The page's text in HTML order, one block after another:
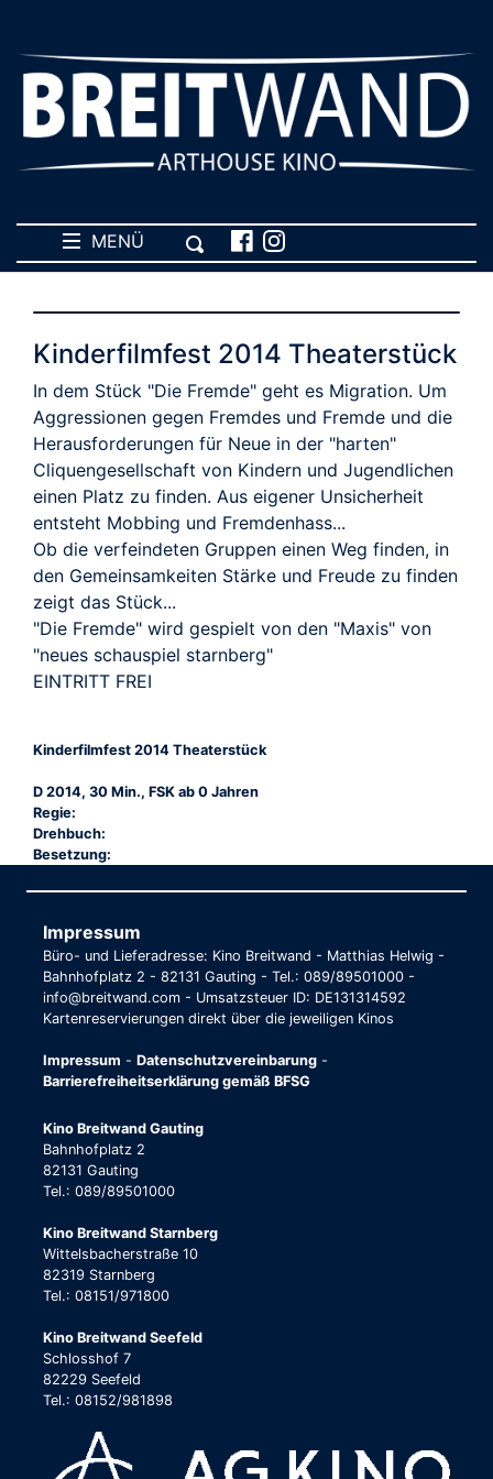
MENÜ
Kinderfilmfest 2014 Theaterstück
In dem Stück "Die Fremde" geht es Migration. Um
Aggressionen gegen Fremdes und Fremde und die
Herausforderungen für Neue in der "harten"
Cliquengesellschaft von Kindern und Jugendlichen
einen Platz zu finden. Aus eigener Unsicherheit
entsteht Mobbing und Fremdenhass...
Ob die verfeindeten Gruppen einen Weg finden, in
den Gemeinsamkeiten Stärke und Freude zu finden
zeigt das Stück...
"Die Fremde" wird gespielt von den "Maxis" von
"neues schauspiel starnberg"
EINTRITT FREI
Kinderfilmfest 2014 Theaterstück
D 2014, 30 Min., FSK ab 0 Jahren
Regie:
Drehbuch:
Besetzung:
Impressum
Büro- und Lieferadresse: Kino Breitwand - Matthias Helwig -
Bahnhofplatz 2 - 82131 Gauting - Tel.: 089/89501000 -
info@breitwand.com - Umsatzsteuer ID: DE131314592
Kartenreservierungen direkt über die jeweiligen Kinos
Impressum - Datenschutzvereinbarung -
Barrierefreiheitserklärung gemäß BFSG
Kino Breitwand Gauting
Bahnhofplatz 2
82131 Gauting
Tel.: 089/89501000
Kino Breitwand Starnberg
Wittelsbacherstraße 10
82319 Starnberg
Tel.: 08151/971800
Kino Breitwand Seefeld
Schlosshof 7
82229 Seefeld
Tel.: 08152/981898